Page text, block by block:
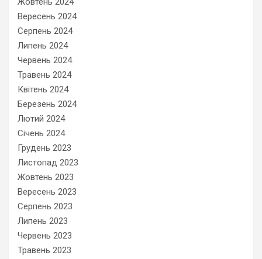
Вересень 2024
Серпень 2024
Липень 2024
Червень 2024
Травень 2024
Квітень 2024
Березень 2024
Лютий 2024
Січень 2024
Грудень 2023
Листопад 2023
Жовтень 2023
Вересень 2023
Серпень 2023
Липень 2023
Червень 2023
Травень 2023